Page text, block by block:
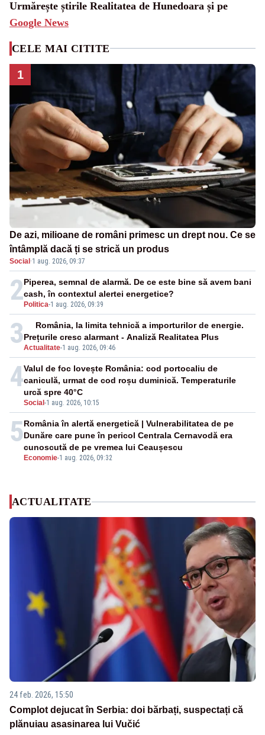
Urmărește știrile Realitatea de Hunedoara și pe
Google News
CELE MAI CITITE
1
De azi, milioane de români primesc un drept nou. Ce se
întâmplă dacă ți se strică un produs
Social ·1 aug. 2026, 09:37
2 Politica-1 aug. 2026, 09:39
Piperea, semnal de alarmă. De ce este bine să avem bani
cash, în contextul alertei energetice?
3Actualitate-1 aug. 2026, 09:46
România, la limita tehnică a importurilor de energie.
Prețurile cresc alarmant - Analiză Realitatea Plus
4
Social -1 aug. 2026, 10:15
Valul de foc lovește România: cod portocaliu de
caniculă, urmat de cod roșu duminică. Temperaturile
urcă spre 40°C
5
Economie-1 aug. 2026, 09:32
România în alertă energetică | Vulnerabilitatea de pe
Dunăre care pune în pericol Centrala Cernavodă era
cunoscută de pe vremea lui Ceaușescu
ACTUALITATE
24 feb. 2026, 15:50
Complot dejucat în Serbia: doi bărbați, suspectați că
plănuiau asasinarea lui Vučić